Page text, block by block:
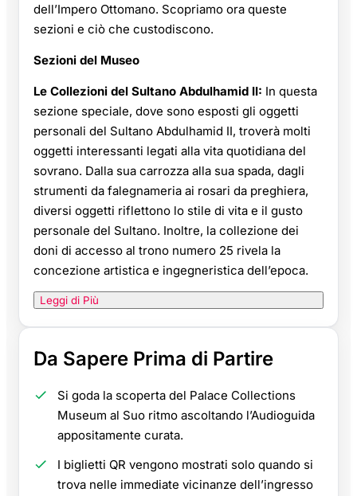
dell’Impero Ottomano. Scopriamo ora queste
sezioni e ciò che custodiscono.
Sezioni del Museo
Le Collezioni del Sultano Abdulhamid II: In questa
sezione speciale, dove sono esposti gli oggetti
personali del Sultano Abdulhamid II, troverà molti
oggetti interessanti legati alla vita quotidiana del
sovrano. Dalla sua carrozza alla sua spada, dagli
strumenti da falegnameria ai rosari da preghiera,
diversi oggetti riflettono lo stile di vita e il gusto
personale del Sultano. Inoltre, la collezione dei
doni di accesso al trono numero 25 rivela la
concezione artistica e ingegneristica dell’epoca.
Leggi di Più
Da Sapere Prima di Partire
Si goda la scoperta del Palace Collections
Museum al Suo ritmo ascoltando l’Audioguida
appositamente curata.
I biglietti QR vengono mostrati solo quando si
trova nelle immediate vicinanze dell’ingresso